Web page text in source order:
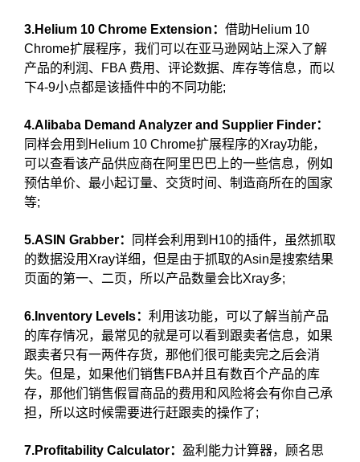
3.Helium 10 Chrome Extension： 借助Helium 10
Chrome扩展程序，我们可以在亚马逊网站上深入了解
产品的利润、FBA 费用、评论数据、库存等信息，而以
下4-9小点都是该插件中的不同功能;
4.Alibaba Demand Analyzer and Supplier Finder：
同样会用到Helium 10 Chrome扩展程序的Xray功能，
可以查看该产品供应商在阿里巴巴上的一些信息，例如
预估单价、最小起订量、交货时间、制造商所在的国家
等;
5.ASIN Grabber：
同样会利用到H10的插件，虽然抓取
的数据没用Xray详细，但是由于抓取的Asin是搜索结果
页面的第一、二页，所以产品数量会比Xray多;
6.Inventory Levels： 利用该功能，可以了解当前产品
的库存情况，最常见的就是可以看到跟卖者信息，如果
跟卖者只有一两件存货，那他们很可能卖完之后会消
失。但是，如果他们销售FBA并且有数百个产品的库
存，那他们销售假冒商品的费用和风险将会有你自己承
担，所以这时候需要进行赶跟卖的操作了;
7.Profitability Calculator： 盈利能力计算器，顾名思